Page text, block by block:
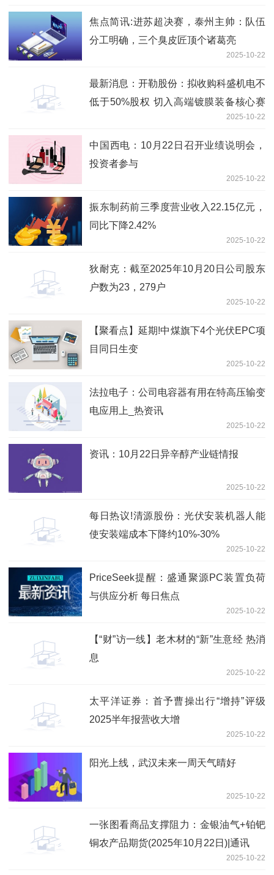
焦点简讯:进苏超决赛，泰州主帅：队伍
分工明确，三个臭皮匠顶个诸葛亮
2025-10-22
最新消息：开勒股份：拟收购科盛机电不
低于50%股权 切入高端镀膜装备核心赛
2025-10-22
中国西电：10月22日召开业绩说明会，
投资者参与
2025-10-22
振东制药前三季度营业收入22.15亿元，
同比下降2.42%
2025-10-22
狄耐克：截至2025年10月20日公司股东
户数为23，279户
2025-10-22
【聚看点】延期!中煤旗下4个光伏EPC项
目同日生变
2025-10-22
法拉电子：公司电容器有用在特高压输变
电应用上_热资讯
2025-10-22
资讯：10月22日异辛醇产业链情报
2025-10-22
每日热议!清源股份：光伏安装机器人能
使安装端成本下降约10%-30%
2025-10-22
PriceSeek提醒：盛通聚源PC装置负荷
与供应分析 每日焦点
2025-10-22
【“财”访一线】老木材的“新”生意经 热消
息
2025-10-22
太平洋证券：首予曹操出行“增持”评级
2025半年报营收大增
2025-10-22
阳光上线，武汉未来一周天气晴好
2025-10-22
一张图看商品支撑阻力：金银油气+铂钯
铜农产品期货(2025年10月22日)|通讯
2025-10-22